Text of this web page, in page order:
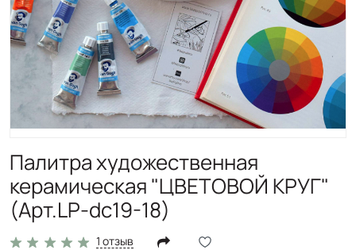
Палитра художественная
керамическая "ЦВЕТОВОЙ КРУГ"
(Арт.LP-dc19-18)
1 отзыв